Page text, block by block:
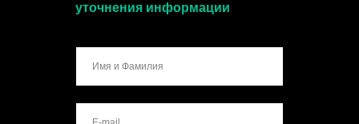
уточнения информации